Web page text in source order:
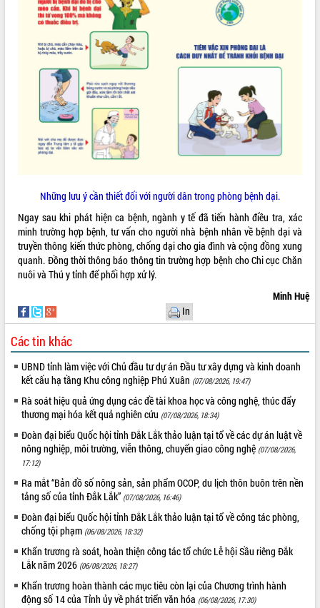
Loading the player...
Khám bệnh, cấp phát thuốc miễn phí
và tặng quà người dân xã Cư Pui
Hội nghị UBND tỉnh Đắk Lắk thường kỳ
tháng 7/2026
Lễ truy tặng danh hiệu “Bà Mẹ Việt
Nam Anh hùng” và trao Huân chương
UBND tỉnh Đắk Lắk triển khai nhiệm
vụ 6 tháng cuối năm 2026
tỉnh khóa XI quyết nghị nhiều nội dung
Bí thư Tỉnh ủy Lương Nguyễn Minh
Triết thăm, tặng quà người có công với
cách mạng
Rà soát, hoàn thiện hệ thống thiết chế
Thường trực HĐND tỉnh Đắk Lắk gặp
mặt Đoàn chuyên gia y tế TP. Hồ Chí
Minh
Lễ truy điệu và an táng hài cốt liệt sĩ
tại Nghĩa trang Liệt sĩ xã Sơn Hòa
Bàn giải pháp tháo gỡ khó khăn trong
xuất khẩu sầu riêng và triển khai quy
Thứ trưởng Bộ Nông nghiệp và Môi
trường Nguyễn Hoàng Hiệp khảo sát
vùng trồng và doanh nghiệp đóng gói
sầu riêng tại Đắk Lắk
Trình diễn nghệ thuật chế biến các
món ăn từ sầu riêng
Đắk Lắk công bố Quy hoạch và xúc
tiến đầu tư tỉnh
Ngành cá ngừ Đắk Lắk chủ động thích
ứng để giữ vững thị trường xuất khẩu
Diễn đàn Kinh tế tư nhân Việt Nam đột
ALBUM ẢNH
THỐNG KÊ TRUY CẬP
Hôm nay: 30752
Tất cả:
66076075
Những lưu ý cần thiết đối với người dân trong phòng bệnh dại.
Ngay sau khi phát hiện ca bệnh, ngành y tế đã tiến hành điều tra, xác
minh trường hợp bệnh, tư vấn cho người nhà bệnh nhân về bệnh dại và
truyền thông kiến thức phòng, chống dại cho gia đình và cộng đồng xung
quanh. Đồng thời thông báo thông tin trường hợp bệnh cho Chi cục Chăn
nuôi và Thú y tỉnh để phối hợp xử lý.
Minh Huệ
In
Các tin khác
UBND tỉnh làm việc với Chủ đầu tư dự án Đầu tư xây dựng và kinh doanh
kết cấu hạ tầng Khu công nghiệp Phú Xuân (07/08/2026, 19:47)
Rà soát hiệu quả ứng dụng các đề tài khoa học và công nghệ, thúc đẩy
thương mại hóa kết quả nghiên cứu (07/08/2026, 18:34)
Đoàn đại biểu Quốc hội tỉnh Đắk Lắk thảo luận tại tổ về các dự án luật về
nông nghiệp, môi trường, viễn thông, chuyển giao công nghệ (07/08/2026,
17:12)
Ra mắt “Bản đồ số nông sản, sản phẩm OCOP, du lịch thôn buôn trên nền
tảng số của tỉnh Đắk Lắk” (07/08/2026, 16:46)
Đoàn đại biểu Quốc hội tỉnh Đắk Lắk thảo luận tại tổ về công tác phòng,
chống tội phạm (06/08/2026, 18:32)
Khẩn trương rà soát, hoàn thiện công tác tổ chức Lễ hội Sầu riêng Đắk
Lắk năm 2026 (06/08/2026, 18:27)
Khẩn trương hoàn thành các mục tiêu còn lại của Chương trình hành
động số 14 của Tỉnh ủy về phát triển văn hóa (06/08/2026, 17:30)